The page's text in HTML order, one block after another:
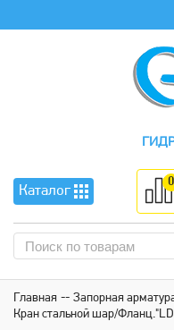
Каталог
0
Главная Запорная
Крaн cтaльнoй шaр/